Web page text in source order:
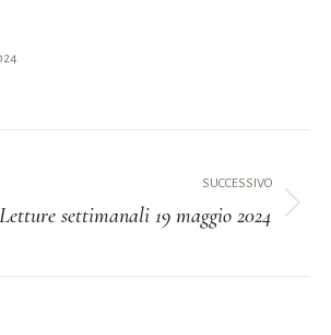
SUCCESSIVO
Letture settimanali 19 maggio 2024